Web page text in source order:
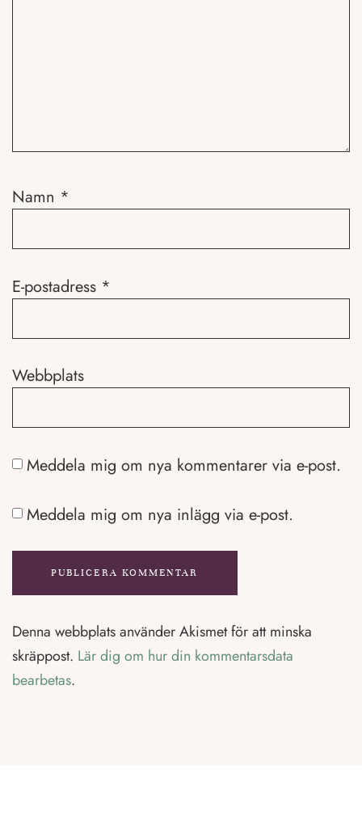
Namn *
E-postadress *
Webbplats
Meddela mig om nya kommentarer via e-post.
Meddela mig om nya inlägg via e-post.
Denna webbplats använder Akismet för att minska
skräppost. Lär dig om hur din kommentarsdata
bearbetas.